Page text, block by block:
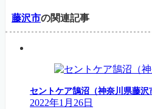
藤沢市の関連記事
セントケア鵠沼（神奈川県藤沢
2022年1月26日